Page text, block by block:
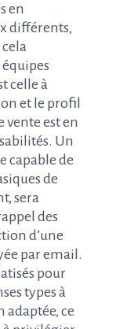
en
différents,
celle à
et le profil
vente est en
Un
capable de
de
sera
des
d’une
par email.
pour
types à
ce